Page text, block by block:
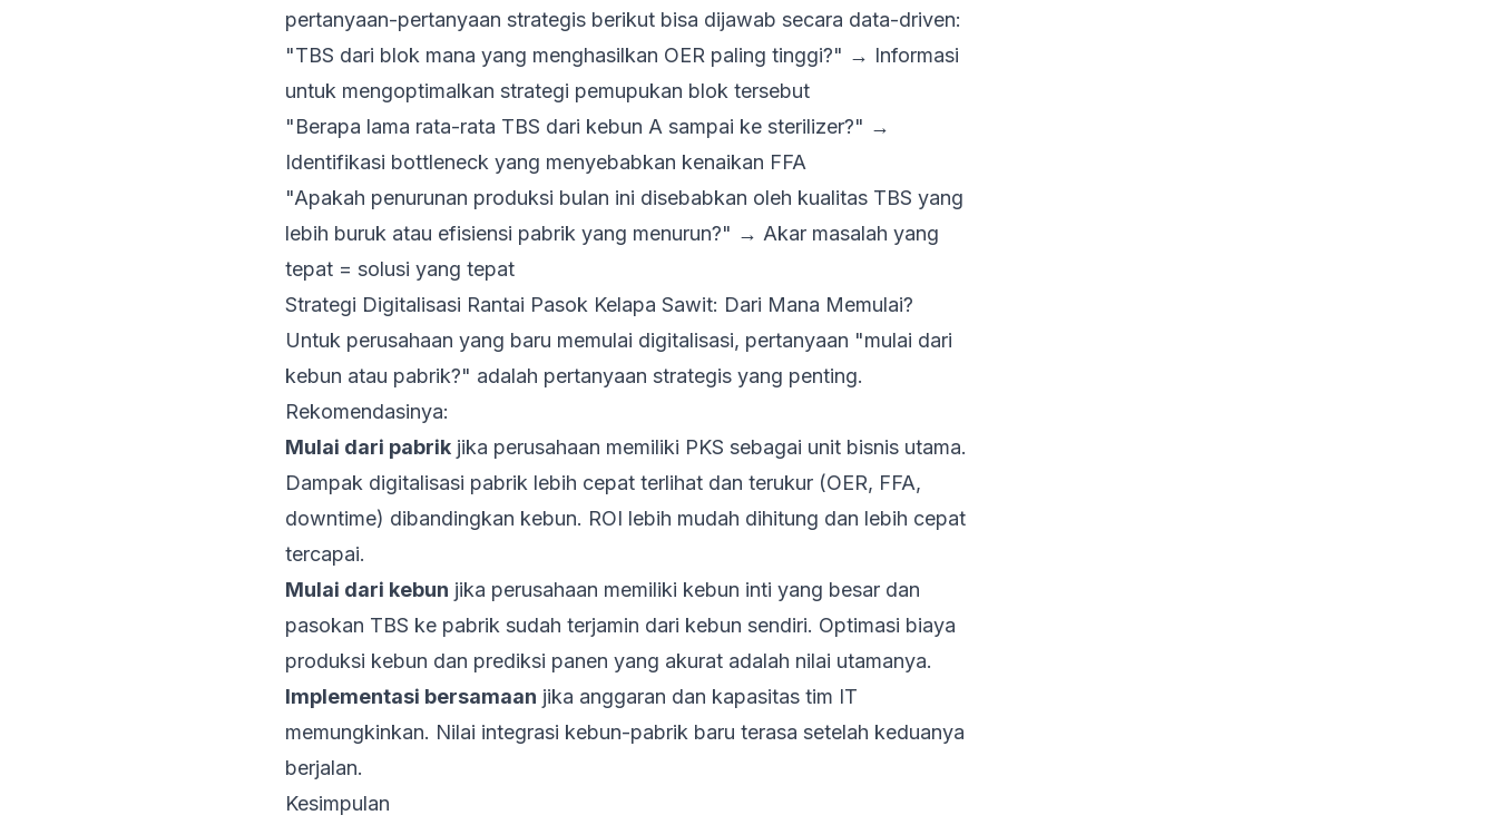
pertanyaan-pertanyaan strategis berikut bisa dijawab secara data-driven:
"TBS dari blok mana yang menghasilkan OER paling tinggi?" → Informasi
untuk mengoptimalkan strategi pemupukan blok tersebut
"Berapa lama rata-rata TBS dari kebun A sampai ke sterilizer?" →
Identifikasi bottleneck yang menyebabkan kenaikan FFA
"Apakah penurunan produksi bulan ini disebabkan oleh kualitas TBS yang
lebih buruk atau efisiensi pabrik yang menurun?" → Akar masalah yang
tepat = solusi yang tepat
Strategi Digitalisasi Rantai Pasok Kelapa Sawit: Dari Mana Memulai?
Untuk perusahaan yang baru memulai digitalisasi, pertanyaan "mulai dari
kebun atau pabrik?" adalah pertanyaan strategis yang penting.
Rekomendasinya:
Mulai dari pabrik jika perusahaan memiliki PKS sebagai unit bisnis utama.
Dampak digitalisasi pabrik lebih cepat terlihat dan terukur (OER, FFA,
downtime) dibandingkan kebun. ROI lebih mudah dihitung dan lebih cepat
tercapai.
Mulai dari kebun jika perusahaan memiliki kebun inti yang besar dan
pasokan TBS ke pabrik sudah terjamin dari kebun sendiri. Optimasi biaya
produksi kebun dan prediksi panen yang akurat adalah nilai utamanya.
Implementasi bersamaan jika anggaran dan kapasitas tim IT
memungkinkan. Nilai integrasi kebun-pabrik baru terasa setelah keduanya
berjalan.
Kesimpulan